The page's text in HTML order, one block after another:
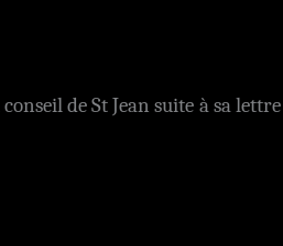
de St Jean suite à sa lettre